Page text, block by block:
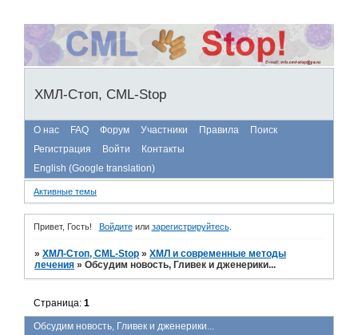
ХМЛ-Стоп, CML-Stop
О нас FAQ Форум Участники Правила
Поиск
Регистрация
Войти
Контакты
English (Google translation)
Активные темы
Привет, Гость! Войдитеили зарегистрируйтесь.
»ХМЛ-Стоп, CML-Stop »ХМЛ и современные методы
лечения »Обсудим новость, Гливек и дженерики...
Обсудим новость, Гливек и дженерики...
Страница:1